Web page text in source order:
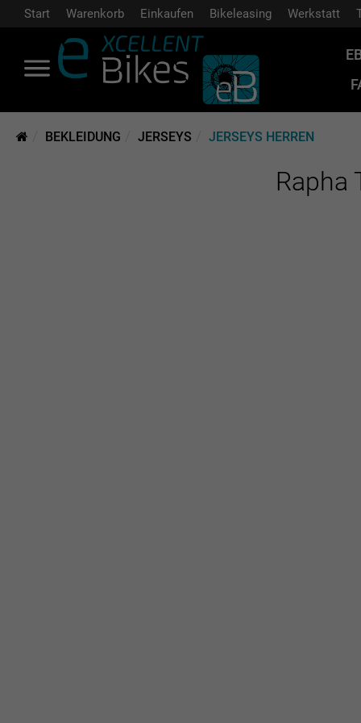
Start Warenkorb Einkaufen Bikeleasing Werkstatt
BEKLEIDUNG JERSEYS JERSEYS HERREN
Rapha